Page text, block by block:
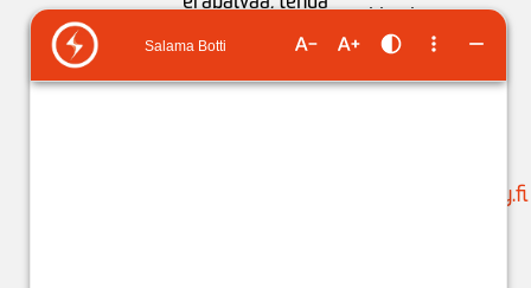
maksusuunnitelman
sähkönkäytön
neuvonta:
ma-pe klo 9-15
suunnittelu@issoy.fi